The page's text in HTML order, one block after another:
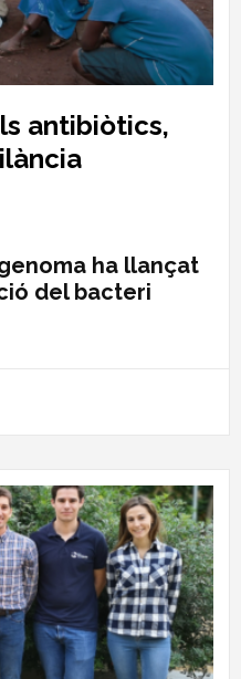
antibiòtics,
ha llançat
del bacteri